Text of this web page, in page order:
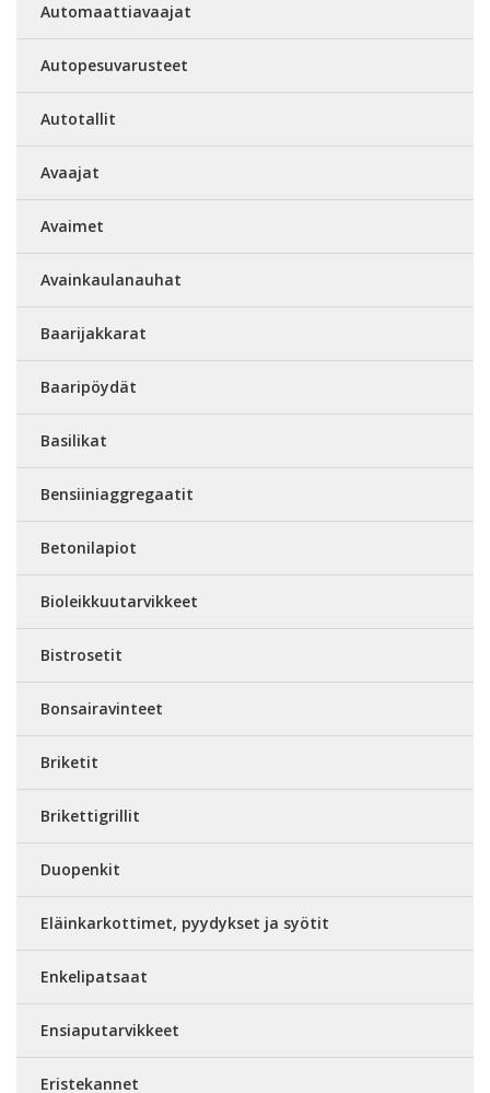
Automaattiavaajat
Autopesuvarusteet
Autotallit
Avaajat
Avaimet
Avainkaulanauhat
Baarijakkarat
Baaripöydät
Basilikat
Bensiiniaggregaatit
Betonilapiot
Bioleikkuutarvikkeet
Bistrosetit
Bonsairavinteet
Briketit
Brikettigrillit
Duopenkit
Eläinkarkottimet, pyydykset ja syötit
Enkelipatsaat
Ensiaputarvikkeet
Eristekannet